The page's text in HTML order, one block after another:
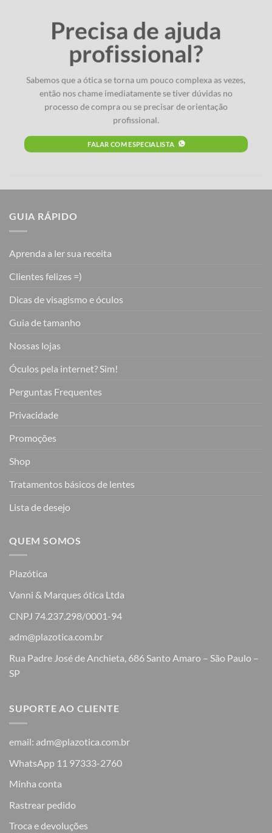
Precisa de ajuda
profissional?
Sabemos que a ótica se torna um pouco complexa as vezes,
então nos chame imediatamente se tiver dúvidas no
processo de compra ou se precisar de orientação
profissional.
FALAR COM ESPECIALISTA
GUIA RÁPIDO
Aprenda a ler sua receita
Clientes felizes =)
Dicas de visagismo e óculos
Guia de tamanho
Nossas lojas
Óculos pela internet? Sim!
Perguntas Frequentes
Privacidade
Promoções
Shop
Tratamentos básicos de lentes
Lista de desejo
QUEM SOMOS
Plazótica
Vanni & Marques ótica Ltda
CNPJ 74.237.298/0001-94
adm@plazotica.com.br
Rua Padre José de Anchieta, 686 Santo Amaro – São Paulo –
SP
SUPORTE AO CLIENTE
email: adm@plazotica.com.br
WhatsApp 11 97333-2760
Minha conta
Rastrear pedido
Troca e devoluções